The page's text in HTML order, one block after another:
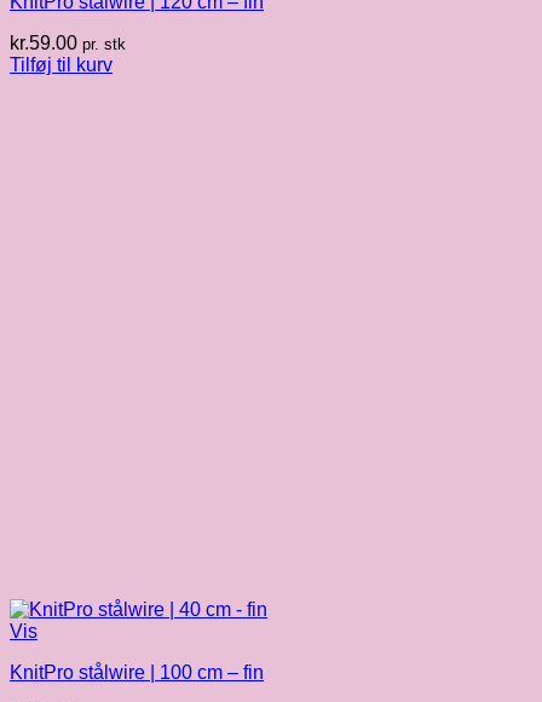
kr.59.00 pr. stk
Tilføj til kurv
Vis
KnitPro stålwire | 100 cm – fin